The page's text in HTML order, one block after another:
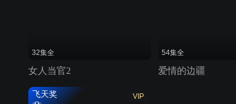
32集全
女人当官2
54集全
爱情的边疆
VIP
飞天奖